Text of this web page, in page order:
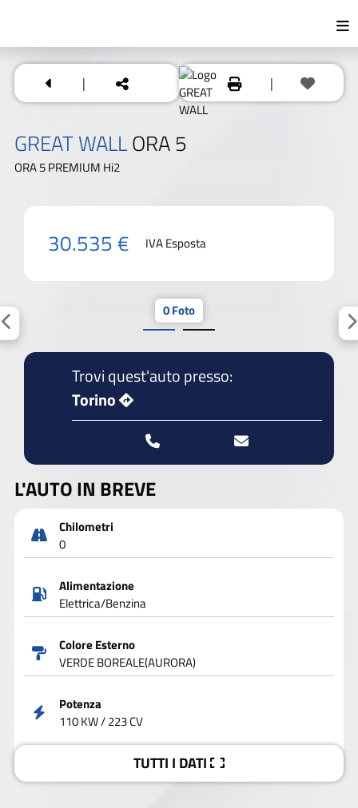
| |
GREAT WALLORA 5
ORA 5 PREMIUM Hi2
30.535 € IVA Esposta
0 Foto
Trovi quest'auto presso:
Torino
L'AUTO IN BREVE
Chilometri
0
Alimentazione
Elettrica/Benzina
Colore Esterno
VERDE BOREALE(AURORA)
Potenza
110 KW / 223 CV
TUTTI I DATI